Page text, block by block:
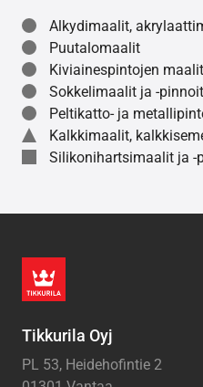
Alkydimaalit,
Puutalomaalit
Kiviainespintojen
Sokkelimaalit ja -
Peltikatto- ja
Kalkkimaalit,
Silikonihartsimaalit ja
Tikkurila Oyj
PL 53, Heidehofintie 2